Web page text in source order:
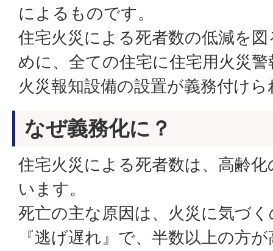
によるものです。
住宅火災による死者数の低減を
めに、全ての住宅に住宅用火災
火災報知設備の設置が義務付け
なぜ義務化に？
住宅火災による死者数は、高齢
います。
死亡の主な原因は、火災に気づ
『逃げ遅れ』で、半数以上の方